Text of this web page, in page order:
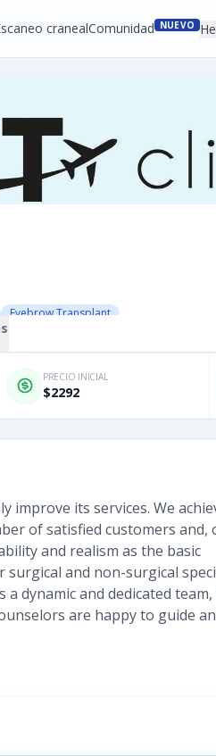
cranealComunidad NUEVO
Eyebrow Transplant
PRECIO INICIAL
$2292
improve its services. We
of satisfied customers and,
and realism as the basic
and non-surgical
dynamic and dedicated team,
are happy to guide